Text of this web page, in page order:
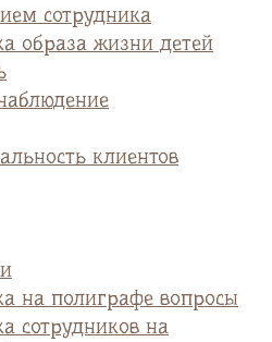
сотрудника
образа жизни детей
клиентов
на полиграфе вопросы
сотрудников на